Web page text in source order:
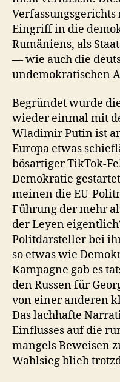
Eingriff in die
Rumäniens, als
— wie auch die
undemokratischen
Begründet wurde
wieder einmal mit
Wladimir Putin ist
Europa etwas
bösartiger TikTok-
Demokratie
meinen die EU-
Führung der mehr
der Leyen
Politdarsteller bei
so etwas wie
Kampagne gab es
den Russen für
von einer anderen
Das lachhafte
Einflusses auf die
mangels Beweisen
Wahlsieg blieb